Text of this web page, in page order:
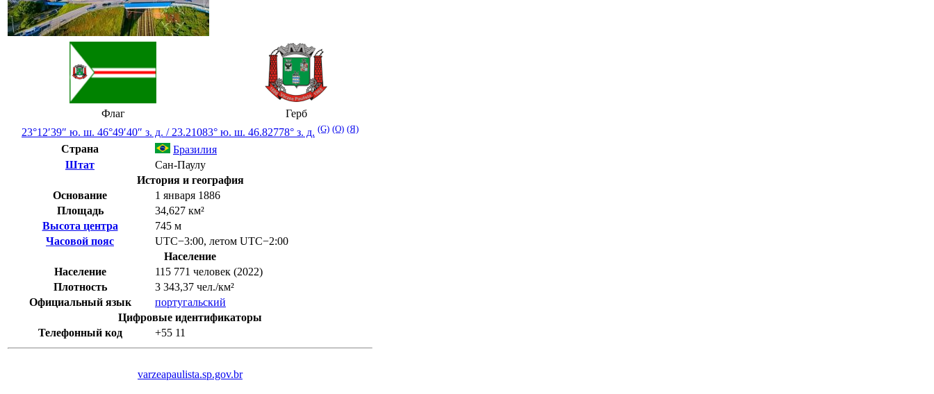
Флаг
Герб
23°12′39″ ю. ш. 46°49′40″ з. д. / 23.21083° ю. ш. 46.82778° з. д. (G) (O) (Я)
Страна
Бразилия
Штат
Сан-Паулу
История и география
Основание
1 января 1886
Площадь
34,627 км²
Высота центра
745 м
Часовой пояс
UTC−3:00, летом UTC−2:00
Население
Население
115 771 человек (2022)
Плотность
3 343,37 чел./км²
Официальный язык
португальский
Цифровые идентификаторы
Телефонный код
+55 11
varzeapaulista.sp.gov.br